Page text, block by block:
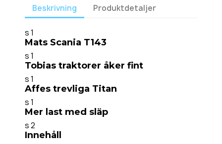
Beskrivning Produktdetaljer
s 1
Mats Scania T143
s 1
Tobias traktorer åker fint
s 1
Affes trevliga Titan
s 1
Mer last med släp
s 2
Innehåll